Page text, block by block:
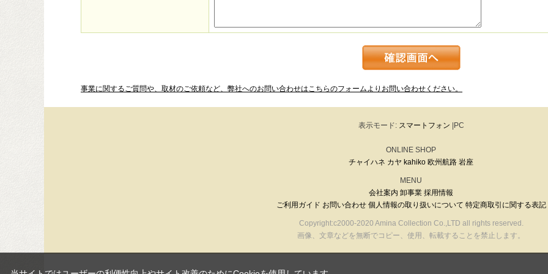
事業に関するご質問や、取材のご依頼など、弊社へのお問い合わせはこちらのフォームよりお問い合わせください。
表示モード: スマートフォン |PC
ONLINE SHOP
チャイハネ カヤ kahiko 欧州航路 岩座
MENU
会社案内 卸事業 採用情報
ご利用ガイド お問い合わせ 個人情報の取り扱いについて 特定商取引に関する表記
Copyright:c2000-2020 Amina Collection Co.,LTD all rights reserved.
画像、文章などを無断でコピー、使用、転載することを禁止します。